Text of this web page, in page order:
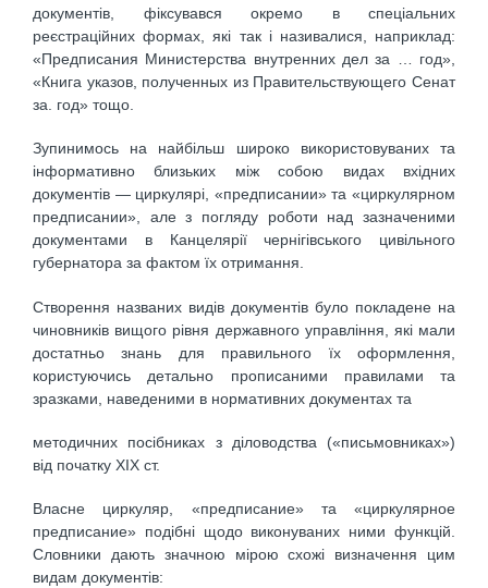
документів, фіксувався окремо в спеціальних
реєстраційних формах, які так і називалися, наприклад:
«Предписания Министерства внутренних дел за … год»,
«Книга указов, полученных из Правительствующего Сенат
за. год» тощо.
Зупинимось на найбільш широко використовуваних та
інформативно близьких між собою видах вхідних
документів — циркулярі, «предписании» та «циркулярном
предписании», але з погляду роботи над зазначеними
документами в Канцелярії чернігівського цивільного
губернатора за фактом їх отримання.
Створення названих видів документів було покладене на
чиновників вищого рівня державного управління, які мали
достатньо знань для правильного їх оформлення,
користуючись детально прописаними правилами та
зразками, наведеними в нормативних документах та
методичних посібниках з діловодства («письмовниках»)
від початку ХІХ ст.
Власне циркуляр, «предписание» та «циркулярное
предписание» подібні щодо виконуваних ними функцій.
Словники дають значною мірою схожі визначення цим
видам документів: